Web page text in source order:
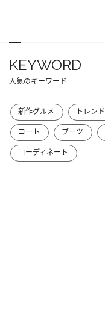
KEYWORD
人気のキーワード
新作グルメ トレンド
コート
ブーツ
コーディネート